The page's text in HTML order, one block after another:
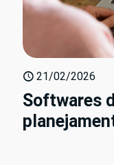
21/02/2026
Softwares